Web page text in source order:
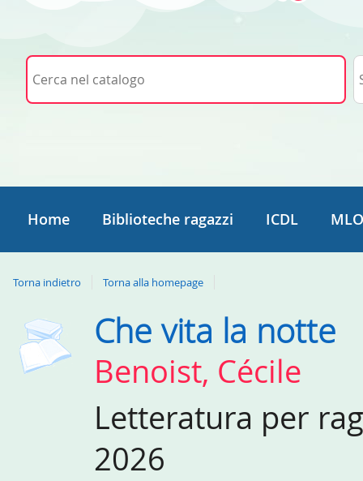
Cerca su "Cerca nel catalogo"
Home Biblioteche ragazzi ICDL
Torna indietro Torna alla homepage
Dettaglio
del
documento
Che vita la notte
Benoist, Cécile
Letteratura per
2026